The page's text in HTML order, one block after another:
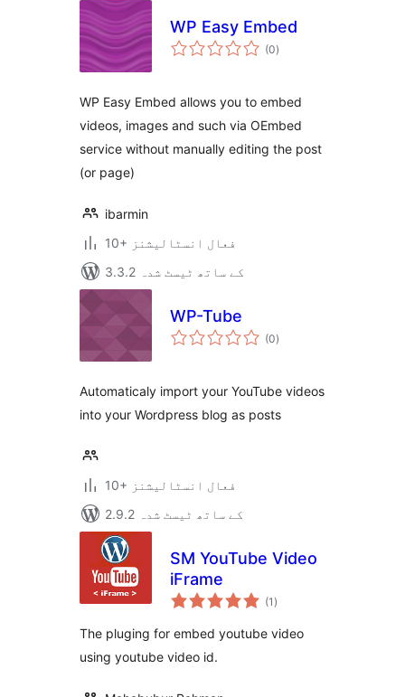
WP Easy Embed
(0مجموعی
درجہ
)
WP Easy Embed allows you to embed
videos, images and such via OEmbed
service without manually editing the post
(or page)
ibarmin
10+ فعال انسٹالیشنز
3.3.2 کے ساتھ ٹیسٹ شدہ
WP-Tube
(0مجموعی
درجہ
)
Automaticaly import your YouTube videos
into your Wordpress blog as posts
10+ فعال انسٹالیشنز
2.9.2 کے ساتھ ٹیسٹ شدہ
SM YouTube Video
iFrame
(1 مجموعی
درجہ
)
The pluging for embed youtube video
using youtube video id.